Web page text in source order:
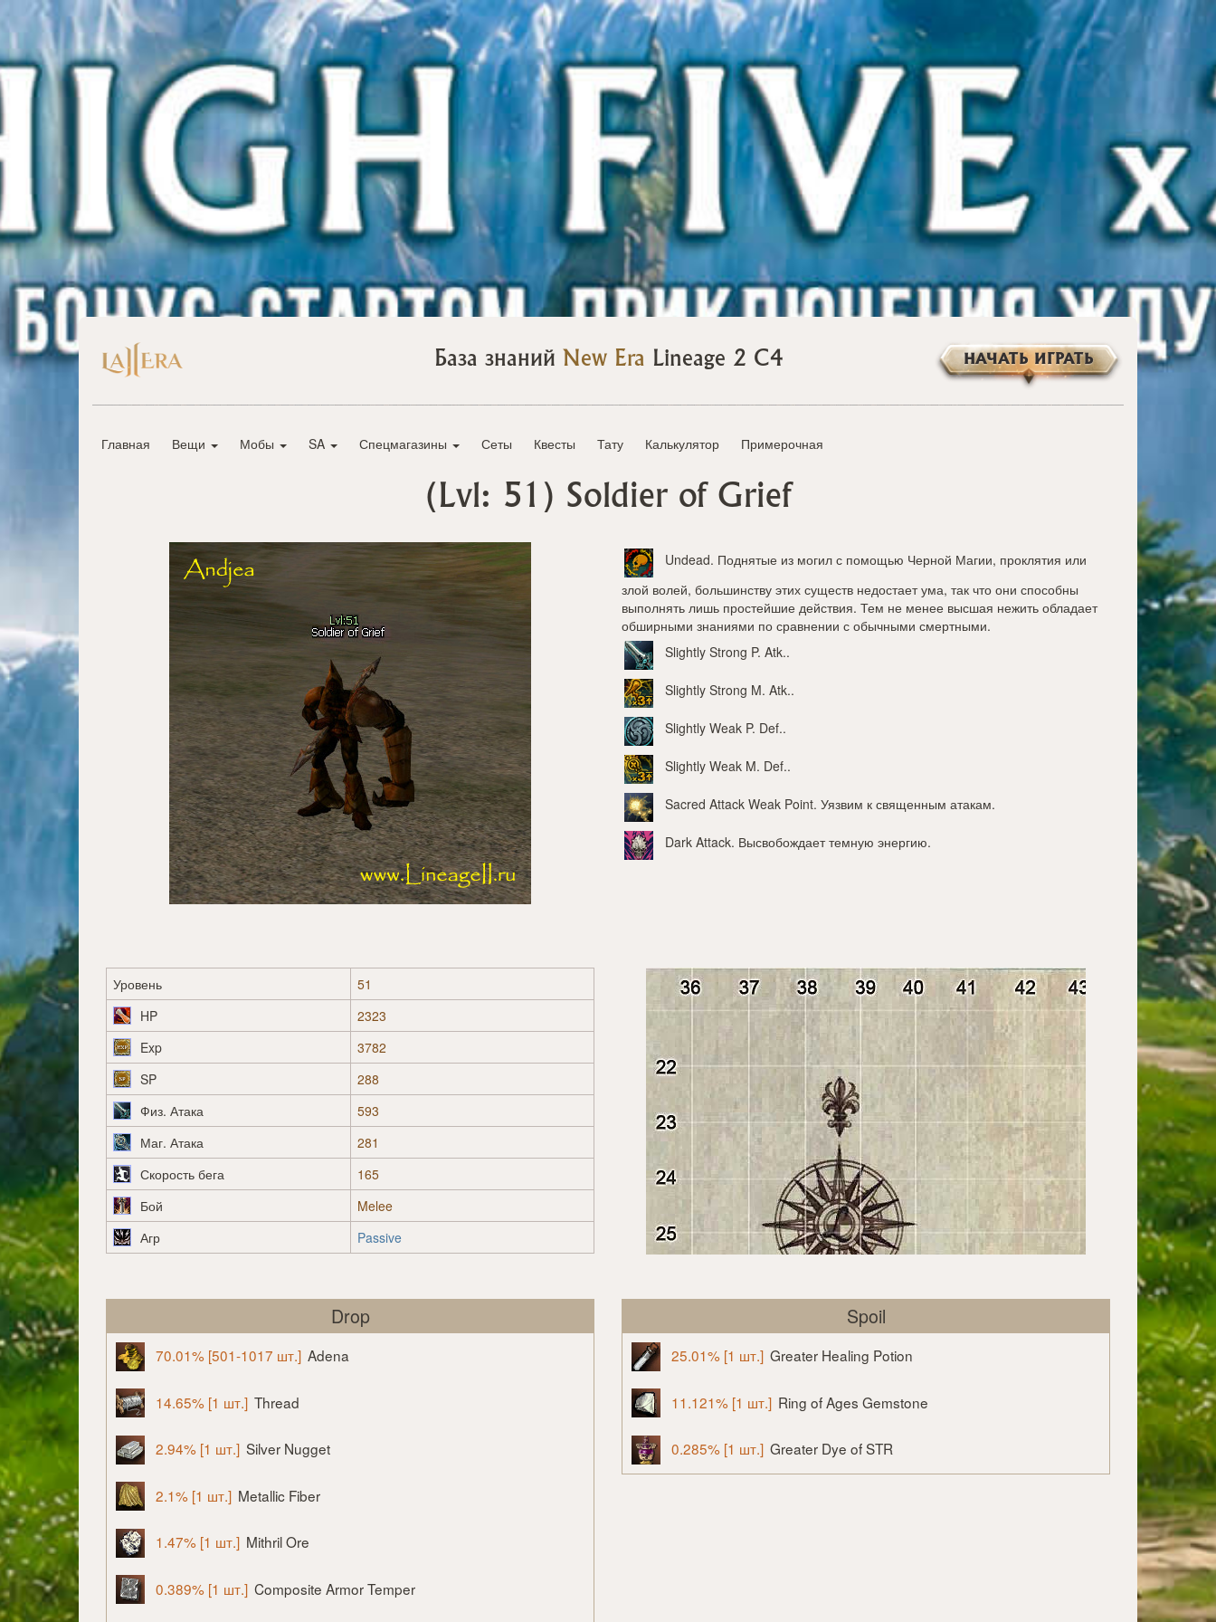
База знаний New Era Lineage 2 C4 НАЧАТЬ ИГРАТЬ
Главная Вещи Мобы SA Спецмагазины Сеты Квесты Тату Калькулятор Примерочная
(Lvl: 51) Soldier of Grief
Undead. Поднятые из могил с помощью Черной Магии, проклятия или
злой волей, большинству этих существ недостает ума, так что они способны
выполнять лишь простейшие действия. Тем не менее высшая нежить обладает
обширными знаниями по сравнении с обычными смертными.
Slightly Strong P. Atk..
Slightly Strong M. Atk..
Slightly Weak P. Def..
Slightly Weak M. Def..
Sacred Attack Weak Point. Уязвим к священным атакам.
Dark Attack. Высвобождает темную энергию.
Уровень
51
HP
2323
Exp
3782
SP
288
Физ. Атака
593
Маг. Атака
281
Скорость бега
165
Бой
Melee
Агр
Passive
Drop
70.01% [501-1017 шт.] Adena
14.65% [1 шт.] Thread
2.94% [1 шт.] Silver Nugget
2.1% [1 шт.] Metallic Fiber
1.47% [1 шт.] Mithril Ore
0.389% [1 шт.] Composite Armor Temper
Spoil
25.01% [1 шт.] Greater Healing Potion
11.121% [1 шт.] Ring of Ages Gemstone
0.285% [1 шт.] Greater Dye of STR